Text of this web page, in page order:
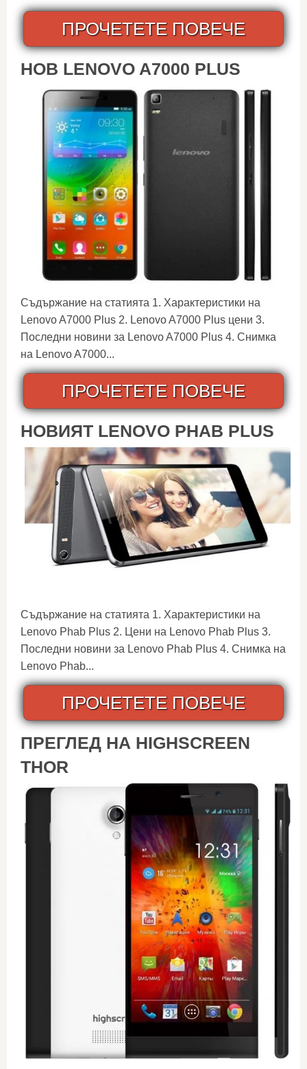
ПРОЧЕТЕТЕ ПОВЕЧЕ
НОВ LENOVO A7000 PLUS
Съдържание на статията 1. Характеристики на
Lenovo A7000 Plus 2. Lenovo A7000 Plus цени 3.
Последни новини за Lenovo A7000 Plus 4. Снимка
на Lenovo A7000...
ПРОЧЕТЕТЕ ПОВЕЧЕ
НОВИЯТ LENOVO PHAB PLUS
Съдържание на статията 1. Характеристики на
Lenovo Phab Plus 2. Цени на Lenovo Phab Plus 3.
Последни новини за Lenovo Phab Plus 4. Снимка на
Lenovo Phab...
ПРОЧЕТЕТЕ ПОВЕЧЕ
ПРЕГЛЕД НА HIGHSCREEN
THOR